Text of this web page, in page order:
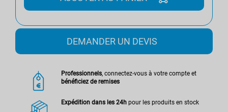
DEMANDER UN DEVIS
Professionnels, connectez-vous à votre compte et
bénéficiez de remises
Expédition dans les 24h pour les produits en stock